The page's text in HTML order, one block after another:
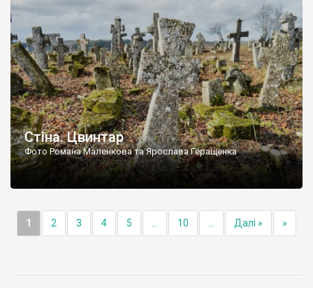
Стіна. Цвинтар
Фото Романа Маленкова та Ярослава Геращенка
1 2 3 4 5 10 Далі » »